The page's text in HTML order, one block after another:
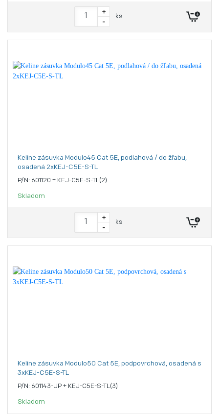
+
-
ks
Keline zásuvka Modulo45 Cat 5E, podlahová / do žľabu,
osadená 2xKEJ-C5E-S-TL
P/N: 601120 + KEJ-C5E-S-TL(2)
Skladom
+
-
ks
Keline zásuvka Modulo50 Cat 5E, podpovrchová, osadená s
3xKEJ-C5E-S-TL
P/N: 601143-UP + KEJ-C5E-S-TL(3)
Skladom